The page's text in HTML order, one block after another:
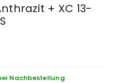
+ XC 13-
Nachbestellung